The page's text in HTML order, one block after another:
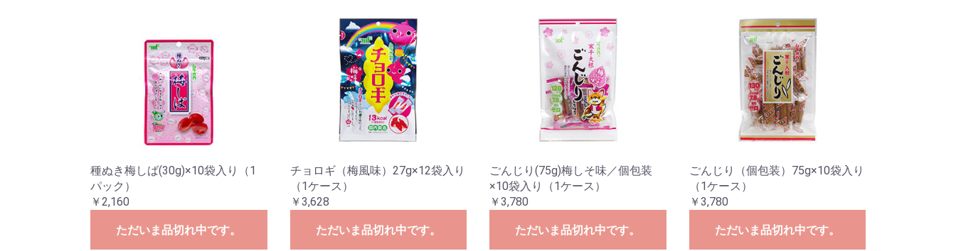
種ぬき梅しば(30g)×10袋入り（1
パック）
￥2,160
ただいま品切れ中です。
チョロギ（梅風味）27g×12袋入り
（1ケース）
￥3,628
ただいま品切れ中です。
ごんじり(75g)梅しそ味／個包装
×10袋入り（1ケース）
￥3,780
ただいま品切れ中です。
ごんじり（個包装）75g×10袋入り
（1ケース）
￥3,780
ただいま品切れ中です。